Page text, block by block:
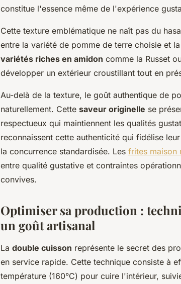
constitue l'essence même de l'expérience
Cette texture emblématique ne naît pas du
entre la variété de pomme de terre choisie et
variétés riches en amidon comme la Russet
développer un extérieur croustillant tout en
Au-delà de la texture, le goût authentique de
naturellement. Cette saveur originelle se
respectueux qui maintiennent les qualités
reconnaissent cette authenticité qui fidélise
la concurrence standardisée. Les frites maison
entre qualité gustative et contraintes
convives.
Optimiser sa production :
un goût artisanal
La double cuisson représente le secret des
en service rapide. Cette technique consiste à
température (160°C) pour cuire l'intérieur,